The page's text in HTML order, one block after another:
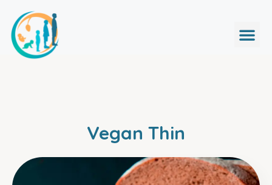
Vegan Thin